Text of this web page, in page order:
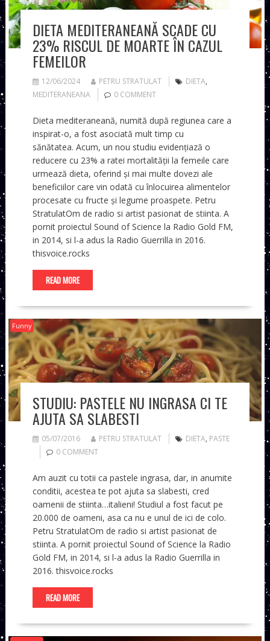
DIETA MEDITERANEANĂ SCADE CU
23% RISCUL DE MOARTE ÎN CAZUL
FEMEILOR
12/06/2024 PETRU STRATULAT DIETA,
MEDITERANEANA
0 COMMENT
Dieta mediteraneană, numită după regiunea care a
inspirat-o, a fost asociată mult timp cu
sănătatea. Acum, un nou studiu evidențiază o
reducere cu 23% a ratei mortalității la femeile care
urmează dieta, oferind și mai multe dovezi ale
beneficiilor care vin odată cu înlocuirea alimentelor
procesate cu fructe și legume proaspete. Petru
StratulatOm de radio si artist pasionat de stiinta. A
pornit proiectul Sound of Science la Radio Gold FM,
in 2014, si l-a adus la Radio Guerrilla in 2016.
thisvoice.rocks
READ MORE
Funny
STUDIU: PASTELE NU INGRASA CI TE
AJUTA SA SLABESTI
05/07/2016 PETRU STRATULAT DIETA, PASTE
0 COMMENT
Am auzit cu totii ca pastele ingrasa, dar, in anumite
conditii, acestea te pot ajuta sa slabesti, cred
oamenii de stiinta…italieni! Studiul a fost facut pe
20.000 de oameni, asa ca nu e unul de ici de colo.
Petru StratulatOm de radio si artist pasionat de
stiinta. A pornit proiectul Sound of Science la Radio
Gold FM, in 2014, si l-a adus la Radio Guerrilla in
2016. thisvoice.rocks
READ MORE